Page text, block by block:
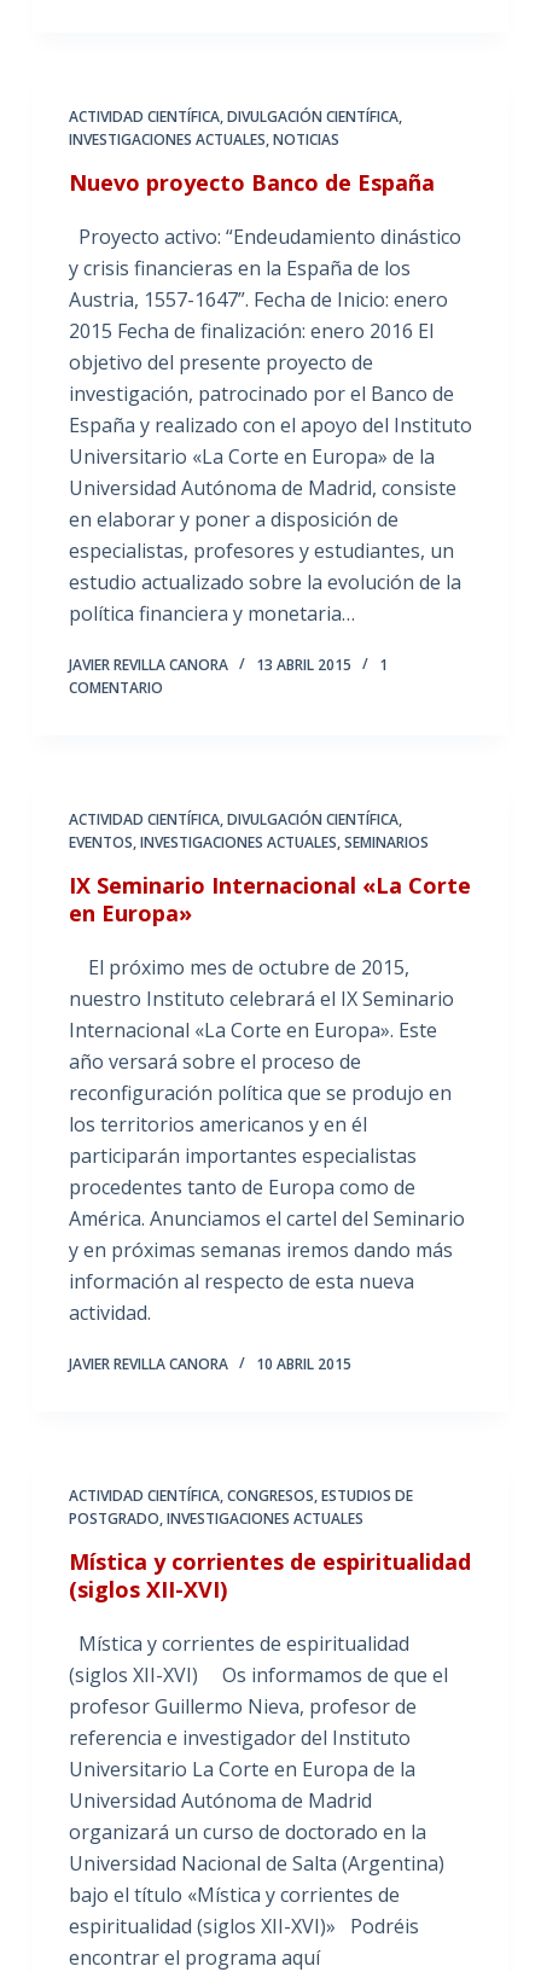
ACTIVIDAD CIENTÍFICA,DIVULGACIÓN CIENTÍFICA,
INVESTIGACIONES ACTUALES,NOTICIAS
Nuevo proyecto Banco de España
Proyecto activo: “Endeudamiento dinástico
y crisis financieras en la España de los
Austria, 1557-1647”. Fecha de Inicio: enero
2015 Fecha de finalización: enero 2016 El
objetivo del presente proyecto de
investigación, patrocinado por el Banco de
España y realizado con el apoyo del Instituto
Universitario «La Corte en Europa» de la
Universidad Autónoma de Madrid, consiste
en elaborar y poner a disposición de
especialistas, profesores y estudiantes, un
estudio actualizado sobre la evolución de la
política financiera y monetaria…
JAVIER REVILLA CANORA 13 ABRIL 2015
1
COMENTARIO
ACTIVIDAD CIENTÍFICA,DIVULGACIÓN CIENTÍFICA,
EVENTOS,INVESTIGACIONES ACTUALES,SEMINARIOS
IX Seminario Internacional «La Corte
en Europa»
El próximo mes de octubre de 2015,
nuestro Instituto celebrará el IX Seminario
Internacional «La Corte en Europa». Este
año versará sobre el proceso de
reconfiguración política que se produjo en
los territorios americanos y en él
participarán importantes especialistas
procedentes tanto de Europa como de
América. Anunciamos el cartel del Seminario
y en próximas semanas iremos dando más
información al respecto de esta nueva
actividad.
JAVIER REVILLA CANORA 10 ABRIL 2015
ACTIVIDAD CIENTÍFICA,CONGRESOS,ESTUDIOS DE
POSTGRADO,INVESTIGACIONES ACTUALES
Mística y corrientes de espiritualidad
(siglos XII-XVI)
Mística y corrientes de espiritualidad
(siglos XII-XVI) Os informamos de que el
profesor Guillermo Nieva, profesor de
referencia e investigador del Instituto
Universitario La Corte en Europa de la
Universidad Autónoma de Madrid
organizará un curso de doctorado en la
Universidad Nacional de Salta (Argentina)
bajo el título «Mística y corrientes de
espiritualidad (siglos XII-XVI)» Podréis
encontrar el programa aquí